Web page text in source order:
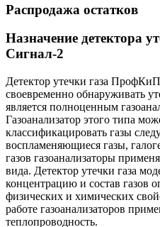
Распродажа остатков
Назначение детектора
Сигнал-2
Детектор утечки газа
своевременно обнаруживать
является полноценным
Газоанализатор этого типа
классификацировать газы
воспламеняющиеся газы,
газов газоанализаторы
вида. Детектор утечки газа
концентрацию и состав газов
физических и химических
работе газоанализаторов
теплопроводность.